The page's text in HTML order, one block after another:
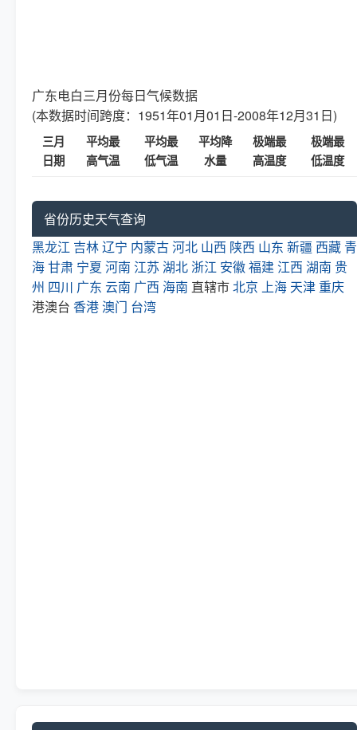
广东电白三月份每日气候数据
(本数据时间跨度：1951年01月01日-2008年12月31日)
三月
日期
平均最
高气温
平均最
低气温
平均降
水量
极端最
高温度
极端最
低温度
省份历史天气查询
黑龙江 吉林辽宁 内蒙古河北 山西 陕西 山东 新疆 西藏 青
海甘肃 宁夏 河南 江苏 湖北 浙江 安徽福建 江西 湖南 贵
州 四川 广东 云南 广西 海南 直辖市北京 上海 天津 重庆
港澳台 香港澳门 台湾